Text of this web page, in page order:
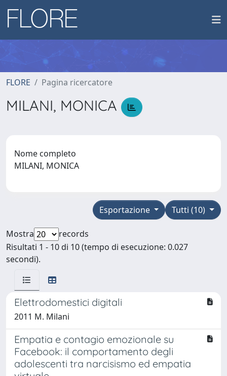
FLORE Pagina ricercatore
MILANI, MONICA
Nome completo
MILANI, MONICA
Tutti (10)
Esportazione
Mostra
records
Risultati 1 - 10 di 10 (tempo di esecuzione: 0.027
secondi).
Elettrodomestici digitali
2011 M. Milani
Empatia e contagio emozionale su
Facebook: il comportamento degli
adolescenti tra narcisismo ed empatia